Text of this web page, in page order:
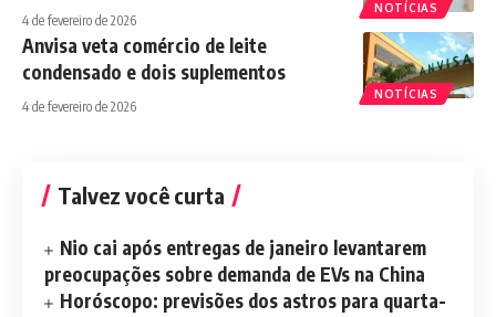
NOTÍCIAS
4 de fevereiro de 2026
NOTÍCIAS
Anvisa veta comércio de leite
condensado e dois suplementos
4 de fevereiro de 2026
Talvez você curta
Nio cai após entregas de janeiro levantarem
preocupações sobre demanda de EVs na China
Horóscopo: previsões dos astros para quarta-